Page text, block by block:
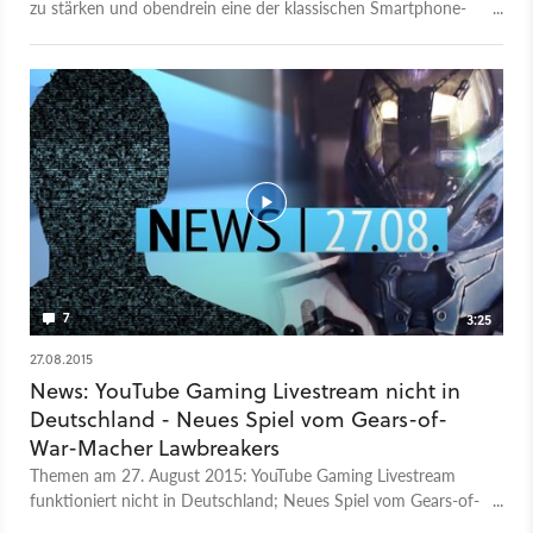
zu stärken und obendrein eine der klassischen Smartphone-
7
3:25
27.08.2015
News: YouTube Gaming Livestream nicht in
Deutschland - Neues Spiel vom Gears-of-
War-Macher Lawbreakers
Themen am 27. August 2015: YouTube Gaming Livestream
funktioniert nicht in Deutschland; Neues Spiel vom Gears-of-